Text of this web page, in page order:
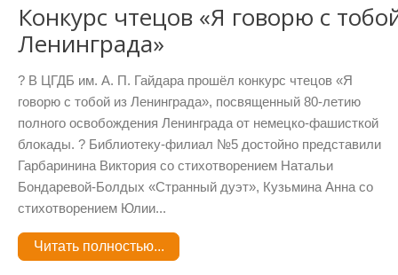
Конкурс чтецов «Я говорю с
Ленинграда»
? В ЦГДБ им. А. П. Гайдара прошёл конкурс чтецов «Я
говорю с тобой из Ленинграда», посвященный 80-летию
полного освобождения Ленинграда от немецко-фашисткой
блокады. ? Библиотеку-филиал №5 достойно представили
Гарбаринина Виктория со стихотворением Натальи
Бондаревой-Болдых «Странный дуэт», Кузьмина Анна со
стихотворением Юлии...
Читать полностью...